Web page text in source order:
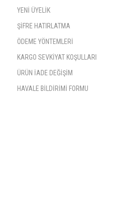
YENİ ÜYELİK
ŞİFRE HATIRLATMA
ÖDEME YÖNTEMLERİ
KARGO SEVKİYAT KOŞULLARI
ÜRÜN İADE DEĞİŞİM
HAVALE BİLDİRİMİ FORMU